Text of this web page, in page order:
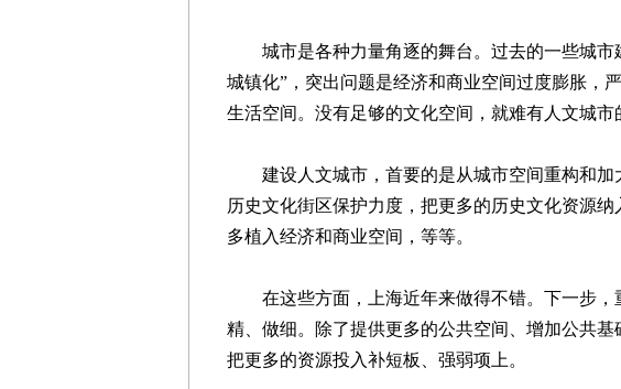
城市是各种力量角逐的舞台。过去的一些城市
城镇化”，突出问题是经济和商业空间过度膨胀，
生活空间。没有足够的文化空间，就难有人文城市
建设人文城市，首要的是从城市空间重构和加
历史文化街区保护力度，把更多的历史文化资源
多植入经济和商业空间，等等。
在这些方面，上海近年来做得不错。下一步，
精、做细。除了提供更多的公共空间、增加公共
把更多的资源投入补短板、强弱项上。